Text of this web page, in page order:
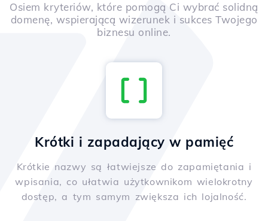
Osiem kryteriów, które pomogą Ci wybrać solidną
domenę, wspierającą wizerunek i sukces Twojego
biznesu online.
Krótki i zapadający w pamięć
Krótkie nazwy są łatwiejsze do zapamiętania i
wpisania, co ułatwia użytkownikom wielokrotny
dostęp, a tym samym zwiększa ich lojalność.